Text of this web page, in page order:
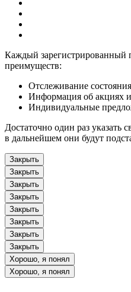
Каждый зарегистрированный
преимуществ:
Отслеживание состояния
Информация об акциях
Индивидуальные
Достаточно один раз указать
в дальнейшем они будут
Закрыть
Закрыть
Закрыть
Закрыть
Закрыть
Закрыть
Закрыть
Закрыть
Хорошо, я понял
Хорошо, я понял